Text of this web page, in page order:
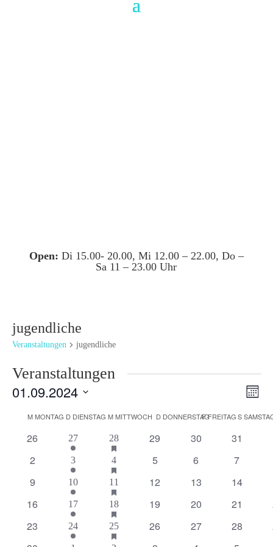
Open: Di 15.00- 20.00, Mi 12.00 – 22.00, Do –
Sa 11 – 23.00 Uhr
jugendliche
Veranstaltungen jugendliche
Veranstaltungen
Monat
01.09.2024
wählen.
Kalender
von
Veranstaltungen
MMONTAG D DIENSTAG MMITTWOCH D DONNERSTAG
FFREITAGS
0
Veranstaltungen
26
1
Veranstaltung
27
1
Veranstaltung
28
hat
Veranstaltungen
vorgestellt
0
29
0
30
0
31
0
Veranstaltungen
2
1
Veranstaltung
3
1
Veranstaltung
4hat
Veranstaltungen
vorgestellt
0
5
0
6
0
7
0
Veranstaltungen
9
1
Veranstaltung
10
1
Veranstaltung
11hat
Veranstaltungen
vorgestellt
0
12
0
13
0
14
0
Veranstaltungen
16
1
Veranstaltung
17
1
Veranstaltung
18
hat
Veranstaltungen
vorgestellt
0
19
0
20
0
21
0
Veranstaltungen
23
1
Veranstaltung
24
1
Veranstaltung
25
hat
Veranstaltungen
vorgestellt
0
26
0
27
0
28
hat